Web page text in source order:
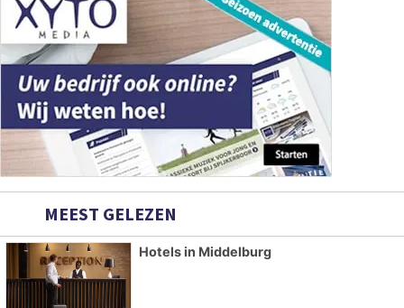
MEEST GELEZEN
Hotels in Middelburg